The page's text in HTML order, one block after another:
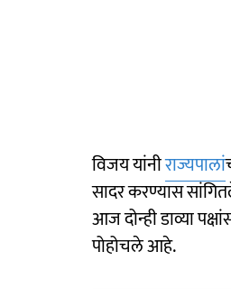
विजय यांनीराज्यपालां
सादर करण्यास
आज दोन्ही डाव्या
पोहोचले आहे.